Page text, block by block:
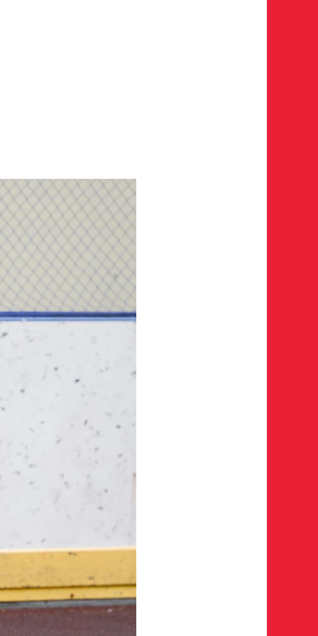
на сайте r-hockey или trackhockey
в Первенстве России среди федеральных
of-russia/docs/youthcomp/
за которую играет спортсмен
двух крайних играх
ссылку на облачное хранилище, на которое загружены
представителя